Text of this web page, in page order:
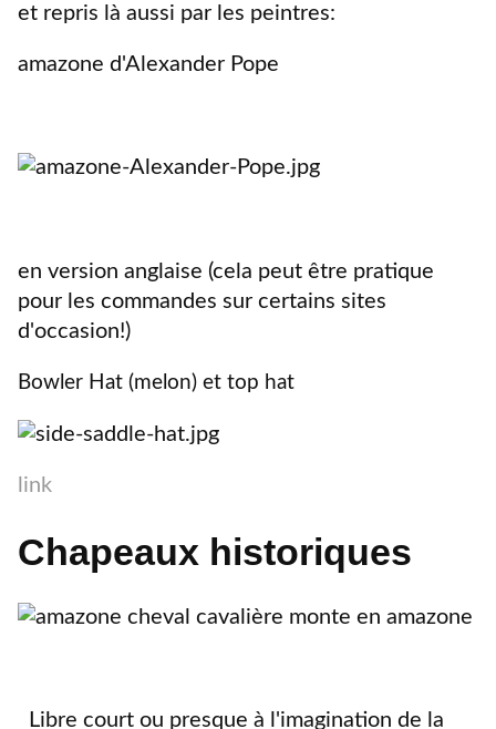
et repris là aussi par les peintres:
amazone d'Alexander Pope
en version anglaise (cela peut être pratique
pour les commandes sur certains sites
d'occasion!)
Bowler Hat (melon) et top hat
link
Chapeaux historiques
Libre court ou presque à l'imagination de la